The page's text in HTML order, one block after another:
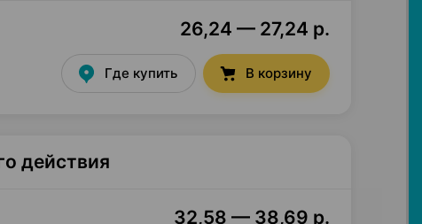
26,24 — 27,24 р.
Где купить В корзину
действия
32,58 — 38,69 р.